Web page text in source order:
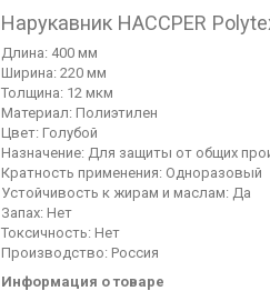
Нарукавник HACCPER
Длина: 400 мм
Ширина: 220 мм
Толщина: 12 мкм
Материал: Полиэтилен
Цвет: Голубой
Назначение: Для защиты от общих
Кратность применения: Одноразовый
Устойчивость к жирам и маслам: Да
Запах: Нет
Токсичность: Нет
Производство: Россия
Информация о товаре